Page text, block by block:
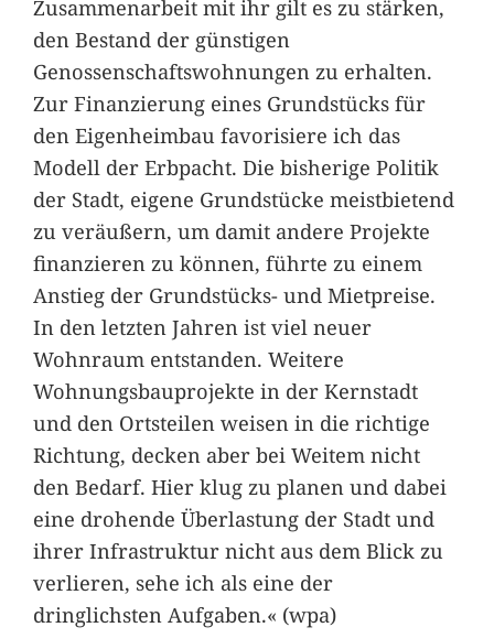
Zusammenarbeit mit ihr gilt es zu stärken,
den Bestand der günstigen
Genossenschaftswohnungen zu erhalten.
Zur Finanzierung eines Grundstücks für
den Eigenheimbau favorisiere ich das
Modell der Erbpacht. Die bisherige Politik
der Stadt, eigene Grundstücke meistbietend
zu veräußern, um damit andere Projekte
finanzieren zu können, führte zu einem
Anstieg der Grundstücks- und Mietpreise.
In den letzten Jahren ist viel neuer
Wohnraum entstanden. Weitere
Wohnungsbauprojekte in der Kernstadt
und den Ortsteilen weisen in die richtige
Richtung, decken aber bei Weitem nicht
den Bedarf. Hier klug zu planen und dabei
eine drohende Überlastung der Stadt und
ihrer Infrastruktur nicht aus dem Blick zu
verlieren, sehe ich als eine der
dringlichsten Aufgaben.« (wpa)